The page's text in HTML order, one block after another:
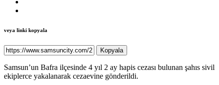
veya linki kopyala
Kopyala
Samsun’un Bafra ilçesinde 4 yıl 2 ay hapis cezası bulunan şahıs sivil
ekiplerce yakalanarak cezaevine gönderildi.